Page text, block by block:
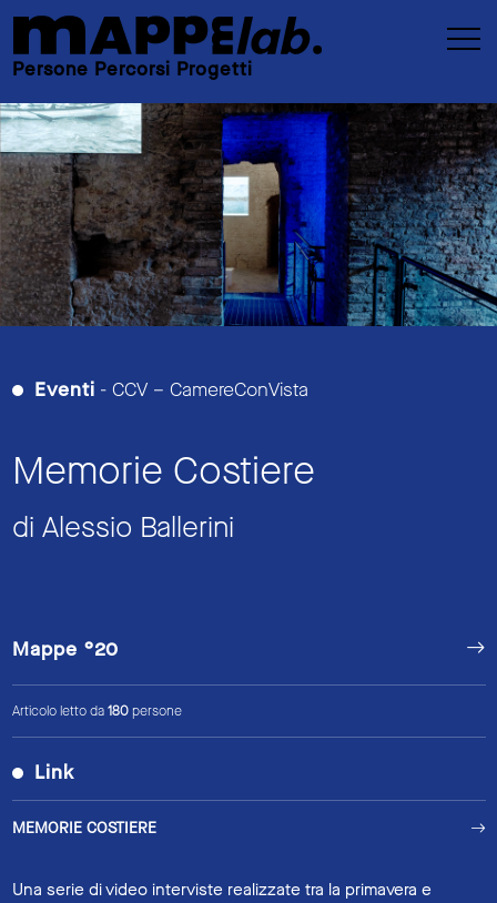
Persone Percorsi Progetti
Eventi - CCV – CamereConVista
Memorie Costiere
di Alessio Ballerini
Mappe °20
Articolo letto da180persone
Link
MEMORIE COSTIERE
Una serie di video interviste realizzate tra la primavera e